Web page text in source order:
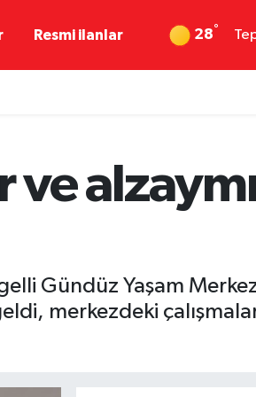
Resmi ilanlar 28°
ve
Gündüz Yaşam
merkezdeki